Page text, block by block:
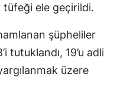
tüfeği ele geçirildi.
şüpheliler
tutuklandı, 19’u adli
üzere